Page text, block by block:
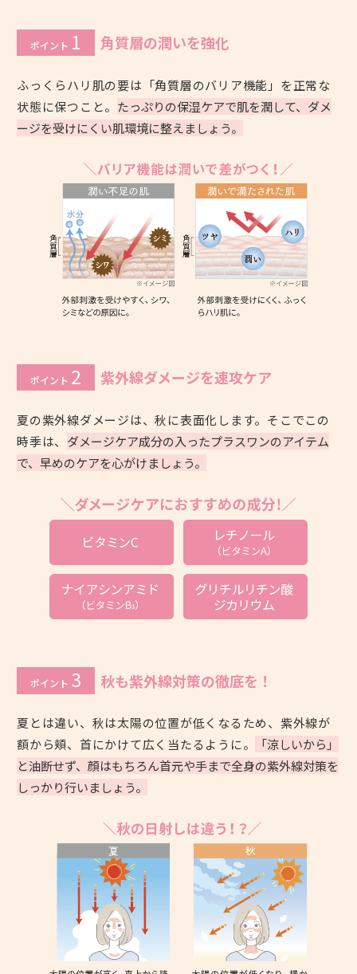
ポイント 1 角質層の潤いを強化
ふっくらハリ肌の要は「角質層のバリア機能」を正常な
状態に保つこと。 たっぷりの保湿ケアで肌を潤して、ダメ
ージを受けにくい肌環境に整えましょう。
ポイント 2 紫外線ダメージを速攻ケア
夏の紫外線ダメージは、秋に表面化します。そこでこの
時季は、 ダメージケア成分の入ったプラスワンのアイテム
で、早めのケアを心がけましょう。
ポイント 3 秋も紫外線対策の徹底を！
夏とは違い、秋は太陽の位置が低くなるため、紫外線が
額から頬、首にかけて広く当たるように。
「涼しいから」
と油断せず、顔はもちろん首元や手まで全身の紫外線対策を
しっかり行いましょう。